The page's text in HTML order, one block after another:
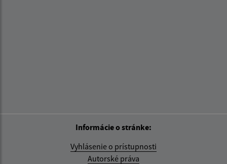
Informácie o stránke:
Vyhlásenie o prístupnosti
Autorské práva